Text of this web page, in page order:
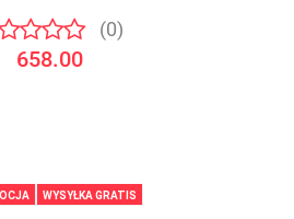
(0)
658.00
WYSYŁKA GRATIS